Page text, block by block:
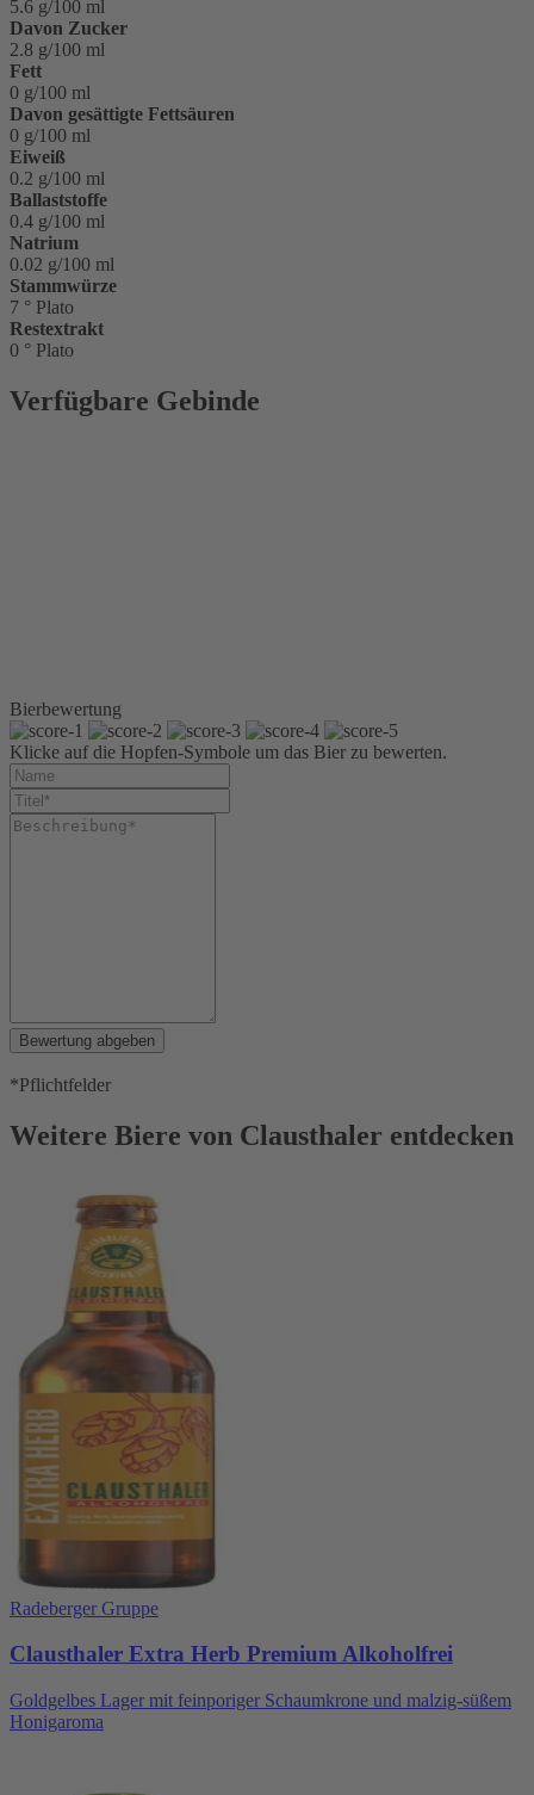
5.6 g/100 ml
Davon Zucker
2.8 g/100 ml
Fett
0 g/100 ml
Davon gesättigte Fettsäuren
0 g/100 ml
Eiweiß
0.2 g/100 ml
Ballaststoffe
0.4 g/100 ml
Natrium
0.02 g/100 ml
Stammwürze
7 ° Plato
Restextrakt
0 ° Plato
Verfügbare Gebinde
Bierbewertung
Klicke auf die Hopfen-Symbole um das Bier zu bewerten.
Bewertung abgeben
*Pflichtfelder
Weitere Biere von Clausthaler entdecken
Radeberger Gruppe
Clausthaler Extra Herb Premium Alkoholfrei
Goldgelbes Lager mit feinporiger Schaumkrone und malzig-süßem
Honigaroma